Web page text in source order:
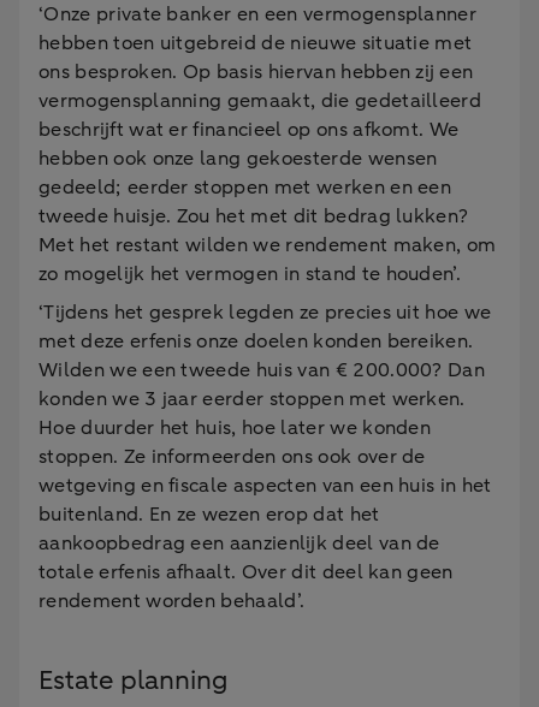
‘Onze private banker en een vermogensplanner
hebben toen uitgebreid de nieuwe situatie met
ons besproken. Op basis hiervan hebben zij een
vermogensplanning gemaakt, die gedetailleerd
beschrijft wat er financieel op ons afkomt. We
hebben ook onze lang gekoesterde wensen
gedeeld; eerder stoppen met werken en een
tweede huisje. Zou het met dit bedrag lukken?
Met het restant wilden we rendement maken, om
zo mogelijk het vermogen in stand te houden’.
‘Tijdens het gesprek legden ze precies uit hoe we
met deze erfenis onze doelen konden bereiken.
Wilden we een tweede huis van € 200.000? Dan
konden we 3 jaar eerder stoppen met werken.
Hoe duurder het huis, hoe later we konden
stoppen. Ze informeerden ons ook over de
wetgeving en fiscale aspecten van een huis in het
buitenland. En ze wezen erop dat het
aankoopbedrag een aanzienlijk deel van de
totale erfenis afhaalt. Over dit deel kan geen
rendement worden behaald’.
Estate planning